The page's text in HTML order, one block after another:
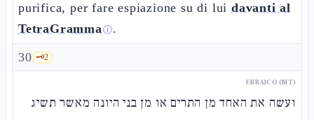
purifica, per fare espiazione su di lui davanti al
TetraGrammaⓘ.
30 🗝️2
EBRAICO (MT)
ועשה את האחד מן התרים או מן בני היונה מאשר תשיג